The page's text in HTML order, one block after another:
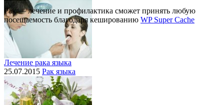
Лечение рака языка
25.07.2015 Рак языка
Рак — лечение и профилактика cможет принять любую
посещаемость благодаря кешированию WP Super Cache